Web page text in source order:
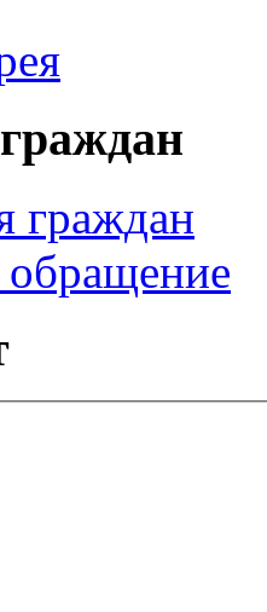
граждан